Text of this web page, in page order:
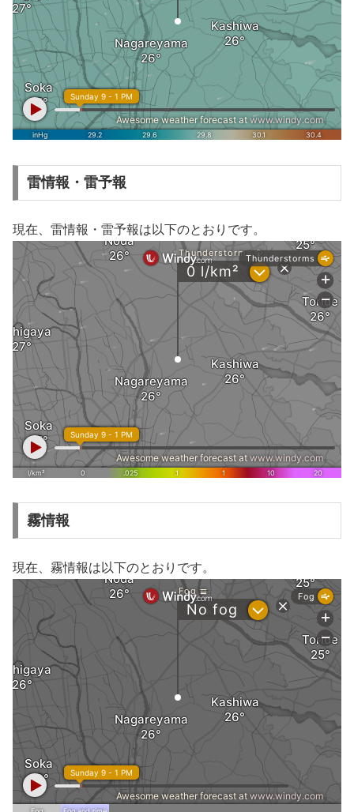
雷情報・雷予報
現在、雷情報・雷予報は以下のとおりです。
霧情報
現在、霧情報は以下のとおりです。